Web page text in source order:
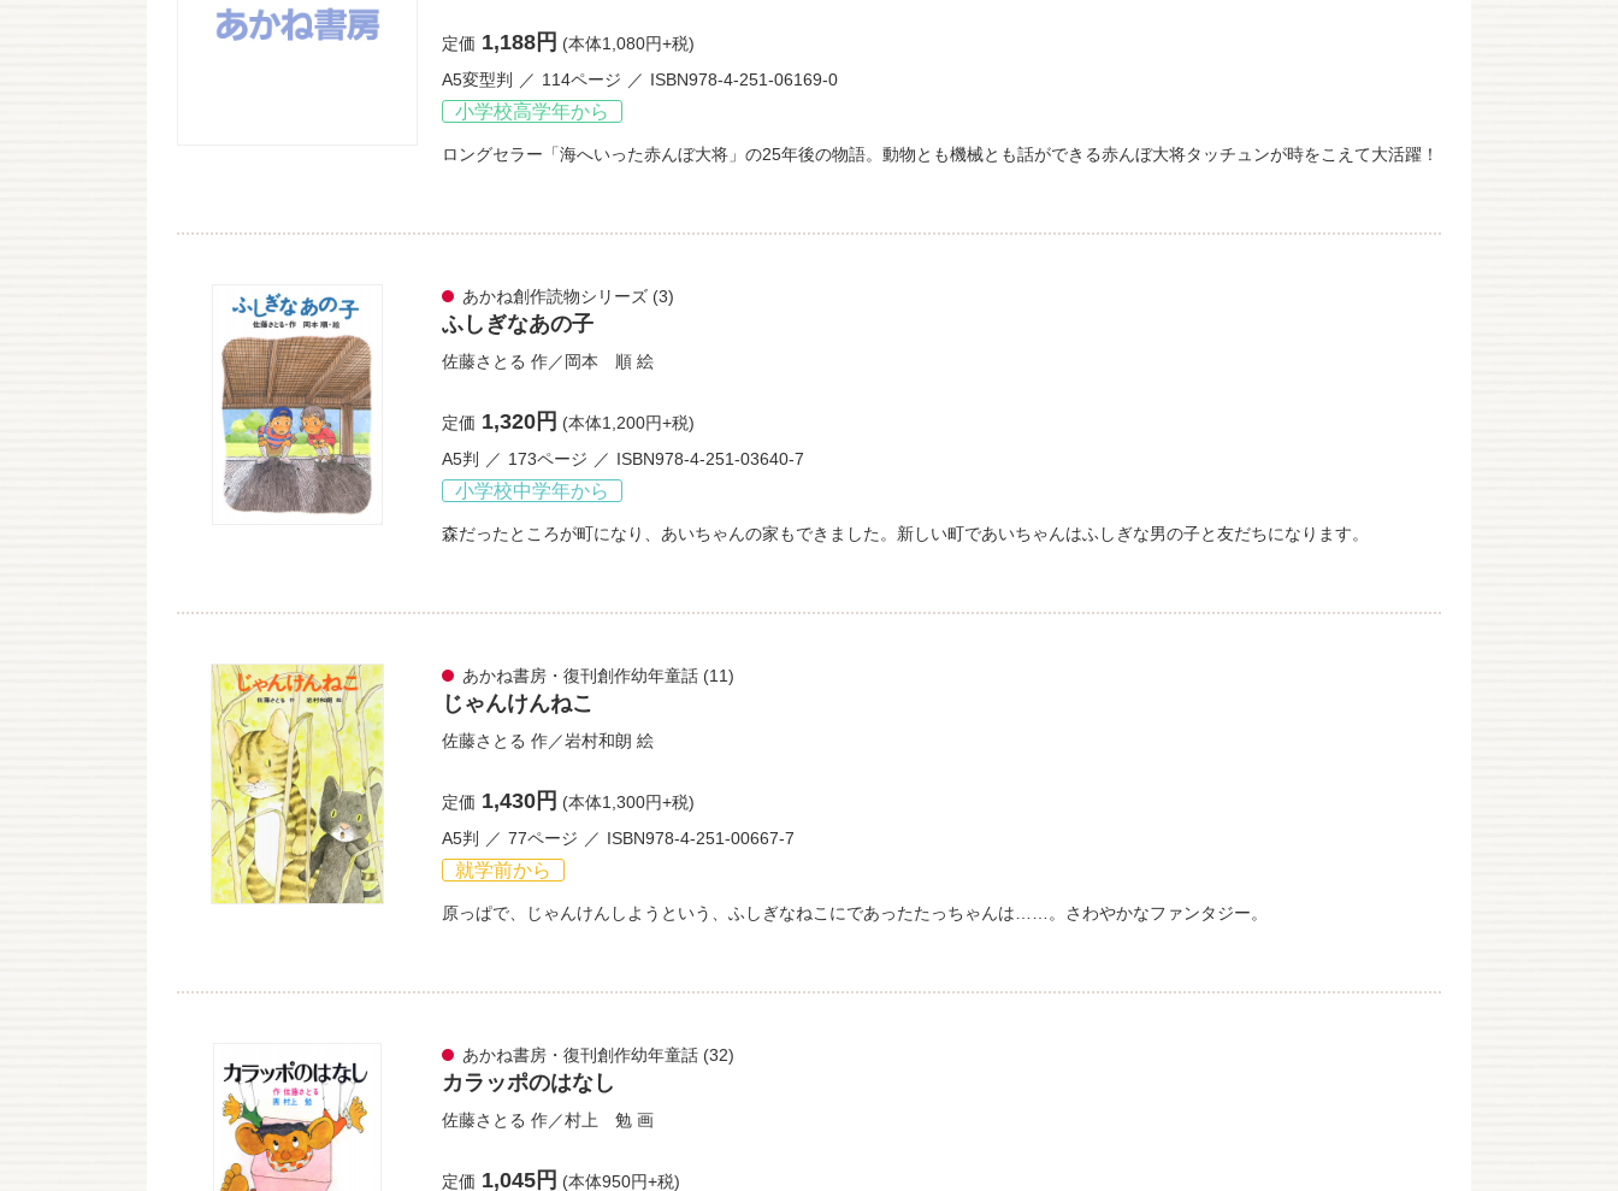
定価 1,188円 (本体1,080円+税)
A5変型判
114ページ ISBN978-4-251-06169-0
小学校高学年から
ロングセラー「海へいった赤んぼ大将」の25年後の物語。動物とも機械とも話ができる赤んぼ大将タッチュンが時をこえて大活躍！
あかね創作読物シリーズ(3)
ふしぎなあの子
佐藤さとる 作／ 岡本 順 絵
定価 1,320円 (本体1,200円+税)
A5判
173ページ ISBN978-4-251-03640-7
小学校中学年から
森だったところが町になり、あいちゃんの家もできました。新しい町であいちゃんはふしぎな男の子と友だちになります。
あかね書房・復刊創作幼年童話(11)
じゃんけんねこ
佐藤さとる 作／岩村和朗 絵
定価 1,430円 (本体1,300円+税)
A5判
77ページ ISBN978-4-251-00667-7
就学前から
原っぱで、じゃんけんしようという、ふしぎなねこにであったたっちゃんは……。さわやかなファンタジー。
あかね書房・復刊創作幼年童話(32)
カラッポのはなし
佐藤さとる 作／村上 勉 画
定価 1,045円 (本体950円+税)